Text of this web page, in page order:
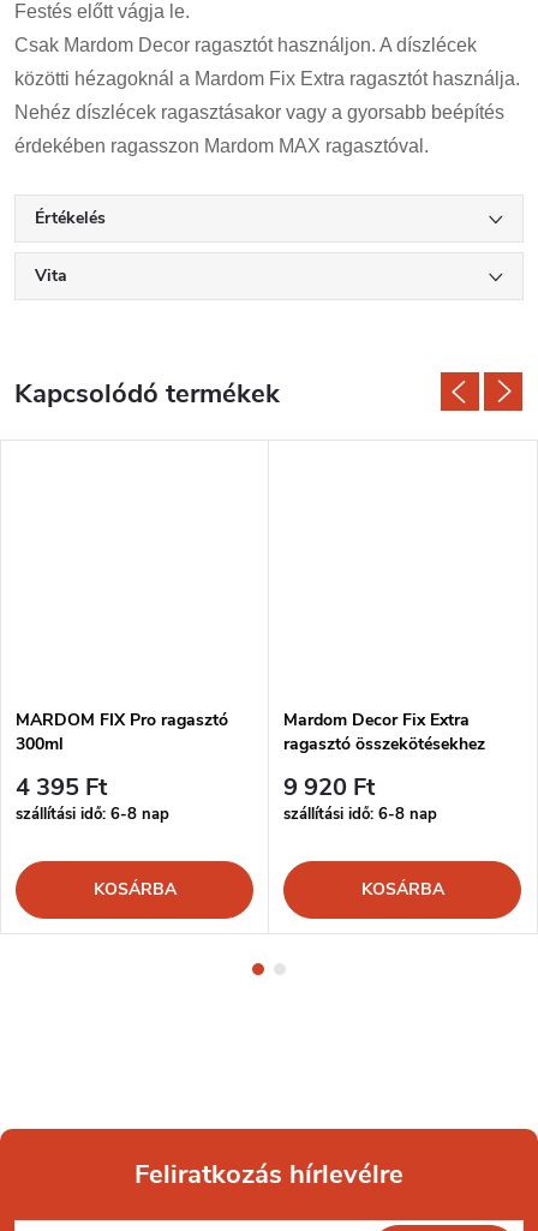
Festés előtt vágja le.
Csak Mardom Decor ragasztót használjon. A díszlécek
közötti hézagoknál a Mardom Fix Extra ragasztót használja.
Nehéz díszlécek ragasztásakor vagy a gyorsabb beépítés
érdekében ragasszon Mardom MAX ragasztóval.
Értékelés
Vita
Kapcsolódó termékek
MARDOM FIX Pro ragasztó
300ml
4 395 Ft
szállítási idő: 6-8 nap
KOSÁRBA
Mardom Decor Fix Extra
ragasztó összekötésekhez
9 920 Ft
szállítási idő: 6-8 nap
KOSÁRBA
Feliratkozás hírlevélre